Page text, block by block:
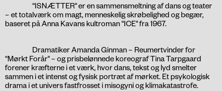
“ISNÆTTER" er en sammensmeltning af dans og teater
– et totalværk om magt, menneskelig skrøbelighed og begær,
baseret på Anna Kavans kultroman “ICE" fra 1967.
Dramatiker Amanda Ginman – Reumertvinder for
“Mørkt Forår" – og prisbelønnede koreograf Tina Tarpgaard
forener kræfterne i et værk, hvor dans, tekst og lyd smelter
sammen i et intenst og fysisk portræt af mørket. Et psykologisk
drama i et univers fastfrosset i misogyni og klimakatastrofe.